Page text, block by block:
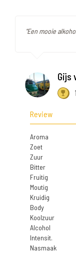
"Een mooie
Gijs
Review
Aroma
Zoet
Zuur
Bitter
Fruitig
Moutig
Kruidig
Body
Koolzuur
Alcohol
Intensit.
Nasmaak